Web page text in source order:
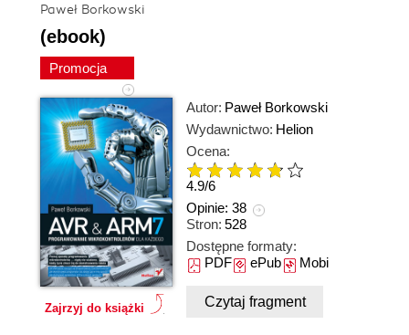
Paweł Borkowski
(ebook)
Promocja
Zajrzyj do książki
Autor: Paweł Borkowski
Wydawnictwo: Helion
Ocena:
4.9/6
Opinie: 38
Stron: 528
Dostępne formaty:
PDFePubMobi
Czytaj fragment